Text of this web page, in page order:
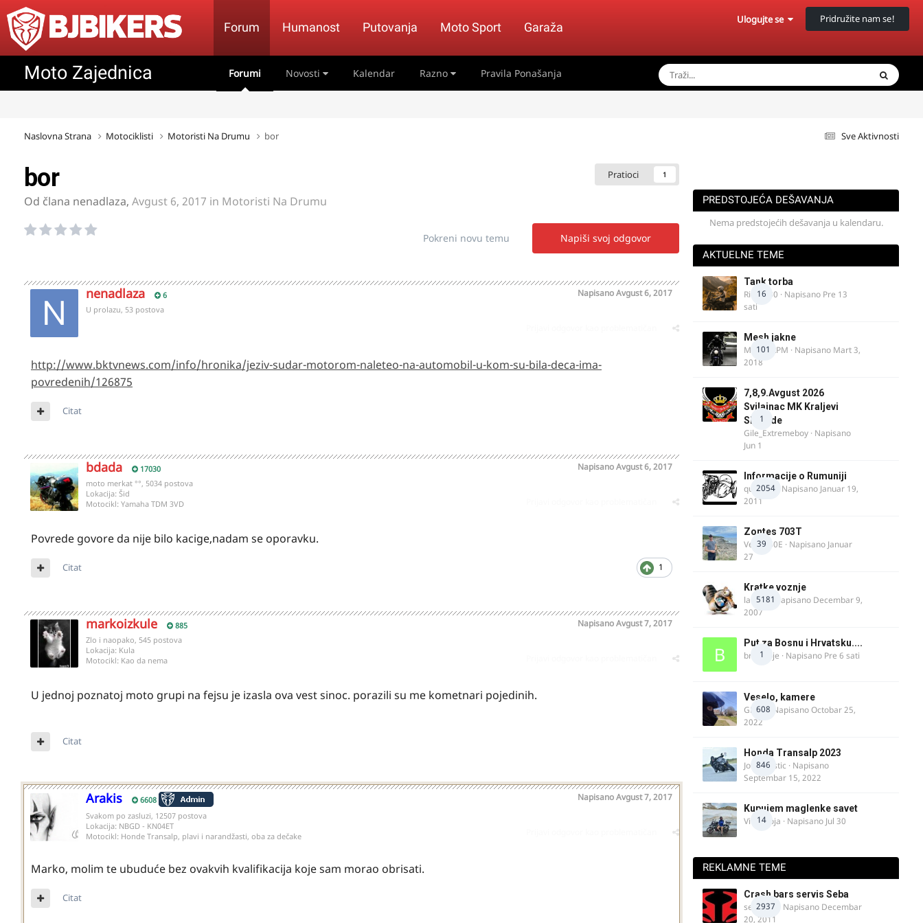
Forum Humanost Putovanja Moto Sport Garaža
Ulogujte se Pridružite nam se!
Moto Zajednica Forumi Novosti Kalendar Razno Pravila Ponašanja
Sve Aktivnosti
Naslovna Strana Motociklisti Motoristi Na Drumu bor
Pratioci 1
bor
Od člana nenadlaza, Avgust 6, 2017 in Motoristi Na Drumu
Napiši svoj odgovor
Pokreni novu temu
nenadlaza 6 NapisanoAvgust 6, 2017
U prolazu, 53 postova
http://www.bktvnews.com/info/hronika/jeziv-sudar-motorom-naleteo-na-automobil-u-kom-su-bila-deca-ima-
povredenih/126875
Citat
bdada 17030 NapisanoAvgust 6, 2017
moto merkat °°, 5034 postova
Lokacija: Šid
Motocikl: Yamaha TDM 3VD
Povrede govore da nije bilo kacige,nadam se oporavku.
1
Citat
markoizkule 885 NapisanoAvgust 7, 2017
Zlo i naopako, 545 postova
Lokacija: Kula
Motocikl: Kao da nema
U jednoj poznatoj moto grupi na fejsu je izasla ova vest sinoc. porazili su me kometnari pojedinih.
Citat
Arakis 6608 NapisanoAvgust 7, 2017
Svakom po zasluzi, 12507 postova
Lokacija: NBGD - KN04ET
Motocikl: Honde Transalp, plavi i narandžasti, oba za dečake
Marko, molim te ubuduće bez ovakvih kvalifikacija koje sam morao obrisati.
Citat
PREDSTOJEĆA DEŠAVANJA
Nema predstojećih dešavanja u kalendaru.
AKTUELNE TEME
16
Tank torba
Rider000 · Napisano Pre 13
sati
101
Mesh jakne
MostarRPM · Napisano Mart 3,
2018
1
7,8,9.Avgust 2026
Svilajnac MK Kraljevi
Slobode
Gile_Extremeboy · Napisano
Jun 1
2054
Informacije o Rumuniji
quasaar · Napisano Januar 19,
2011
39
Zontes 703T
Verdi350E · Napisano Januar
27
5181
Kratke voznje
lalajko· Napisano Decembar 9,
2007
1
Put za Bosnu i Hrvatsku....
bradivoje · Napisano Pre 6 sati
608
Veselo, kamere
GR 46· NapisanoOctobar 25,
2022
846
Honda Transalp 2023
Jovan Ristic · Napisano
Septembar 15, 2022
14
Kupujem maglenke savet
Vitez Koja · Napisano Jul 30
REKLAMNE TEME
2937
Crash bars servis Seba
seba011 · Napisano Decembar
20, 2011